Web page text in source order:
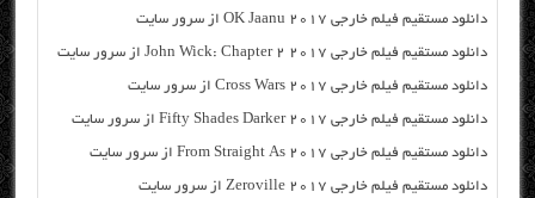
دانلود مستقیم فیلم خارجی OK Jaanu 2017 از سرور سایت
دانلود مستقیم فیلم خارجی John Wick: Chapter 2 2017 از سرور سایت
دانلود مستقیم فیلم خارجی Cross Wars 2017 از سرور سایت
دانلود مستقیم فیلم خارجی Fifty Shades Darker 2017 از سرور سایت
دانلود مستقیم فیلم خارجی From Straight As 2017 از سرور سایت
دانلود مستقیم فیلم خارجی Zeroville 2017 از سرور سایت